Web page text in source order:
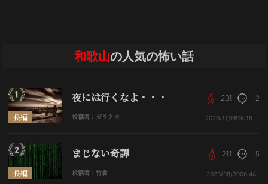
和歌山の人気の怖い話
長編
夜には行くなよ・・・
投稿者：ガラクタ
231 12
2020/11/0816:15
長編
まじない奇譚
投稿者：竹倉
211 15
2023/08/3006:44